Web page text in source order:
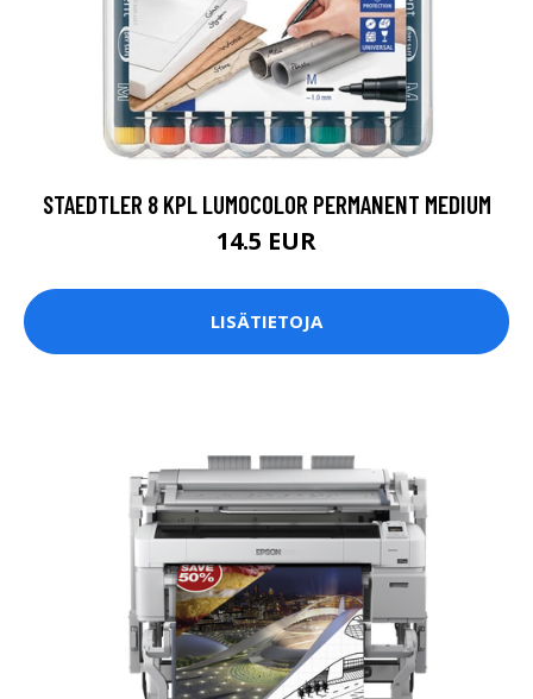
STAEDTLER 8 KPL LUMOCOLOR PERMANENT MEDIUM
14.5 EUR
LISÄTIETOJA